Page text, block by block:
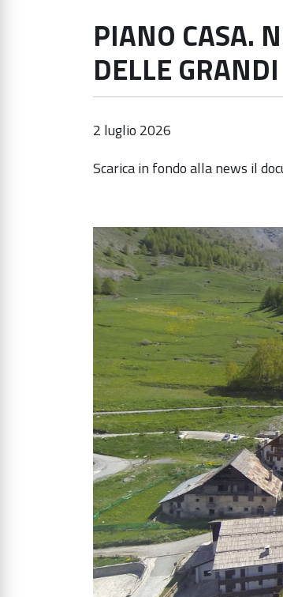
PIANO CASA.
DELLE
2 luglio 2026
Scarica in fondo alla news il